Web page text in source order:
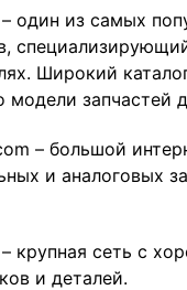
– один из самых
Широкий
модели запчастей
– большой
и аналоговых
– крупная сеть с
и деталей.